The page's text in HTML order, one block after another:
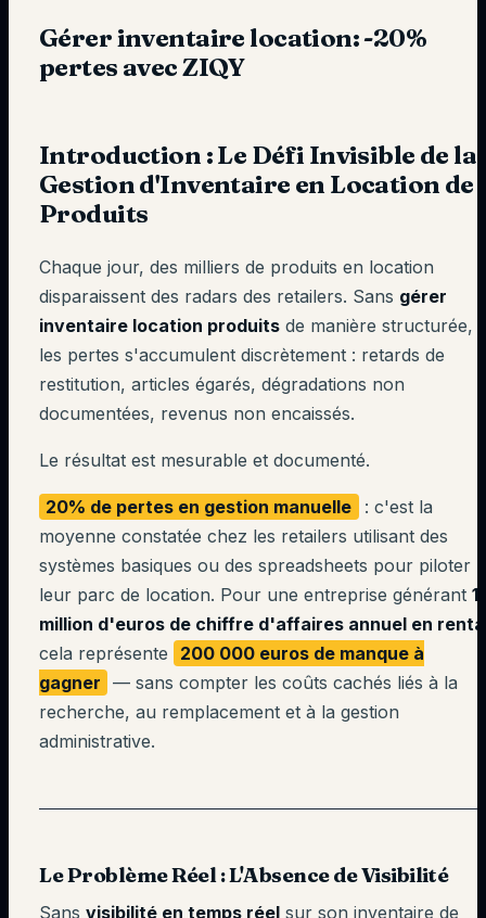
Gérer inventaire location: -20%
pertes avec ZIQY
Introduction : Le Défi Invisible de la
Gestion d'Inventaire en Location de
Produits
Chaque jour, des milliers de produits en location
disparaissent des radars des retailers. Sans gérer
inventaire location produits de manière structurée,
les pertes s'accumulent discrètement : retards de
restitution, articles égarés, dégradations non
documentées, revenus non encaissés.
Le résultat est mesurable et documenté.
20% de pertes en gestion manuelle
: c'est la
moyenne constatée chez les retailers utilisant des
systèmes basiques ou des spreadsheets pour piloter
leur parc de location. Pour une entreprise générant 1
million d'euros de chiffre d'affaires annuel en
cela représente
200 000 euros de manque à
gagner — sans compter les coûts cachés liés à la
recherche, au remplacement et à la gestion
administrative.
Le Problème Réel : L'Absence de Visibilité
Sans visibilité en temps réel sur son inventaire de